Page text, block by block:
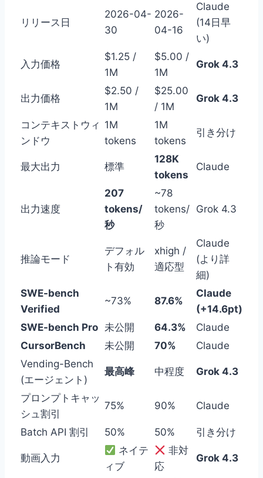
リリース日
2026-04-
30
2026-
04-16
Claude
(14日早
い)
入力価格
$1.25 /
1M
$5.00 /
1M
Grok 4.3
出力価格
$2.50 /
1M
$25.00
/ 1M
Grok 4.3
コンテキストウィ
ンドウ
1M
tokens
1M
tokens
引き分け
最大出力 標準
128K
tokens
Claude
出力速度
207
tokens/
秒
~78
tokens/
秒
Grok 4.3
推論モード
デフォル
ト有効
xhigh /
適応型
Claude
(より詳
細)
SWE-bench
Verified
~73% 87.6%
Claude
(+14.6pt)
SWE-bench Pro 未公開 64.3%
Claude
CursorBench
未公開 70%
Claude
Vending-Bench
(エージェント)
最高峰 中程度 Grok 4.3
プロンプトキャッ
シュ割引
75% 90% Claude
Batch API 割引 50% 50% 引き分け
動画入力
ネイテ
ィブ
非対
応
Grok 4.3